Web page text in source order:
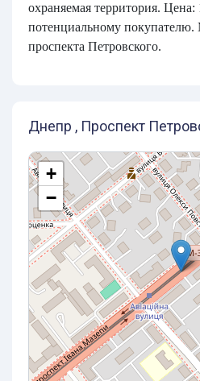
охраняемая территория. Цена:
потенциальному
проспекта Петровского.
Днепр , Проспект
+
−